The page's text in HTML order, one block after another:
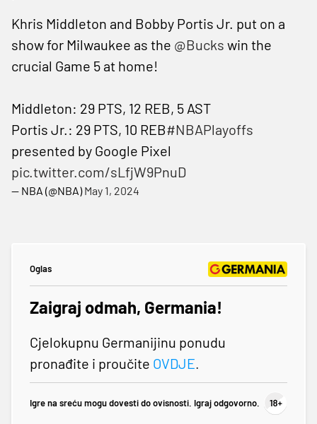
Khris Middleton and Bobby Portis Jr. put on a
show for Milwaukee as the @Bucks win the
crucial Game 5 at home!
Middleton: 29 PTS, 12 REB, 5 AST
Portis Jr.: 29 PTS, 10 REB#NBAPlayoffs
presented by Google Pixel
pic.twitter.com/sLfjW9PnuD
— NBA (@NBA)May 1, 2024
Oglas
Zaigraj odmah, Germania!
Cjelokupnu Germanijinu ponudu
pronađite i proučite OVDJE.
Igre na sreću mogu dovesti do ovisnosti. Igraj odgovorno.